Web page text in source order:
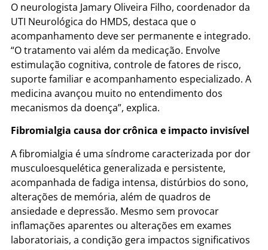
O neurologista Jamary Oliveira Filho, coordenador da
UTI Neurológica do HMDS, destaca que o
acompanhamento deve ser permanente e integrado.
“O tratamento vai além da medicação. Envolve
estimulação cognitiva, controle de fatores de risco,
suporte familiar e acompanhamento especializado. A
medicina avançou muito no entendimento dos
mecanismos da doença”, explica.
Fibromialgia causa dor crônica e impacto invisível
A fibromialgia é uma síndrome caracterizada por dor
musculoesquelética generalizada e persistente,
acompanhada de fadiga intensa, distúrbios do sono,
alterações de memória, além de quadros de
ansiedade e depressão. Mesmo sem provocar
inflamações aparentes ou alterações em exames
laboratoriais, a condição gera impactos significativos